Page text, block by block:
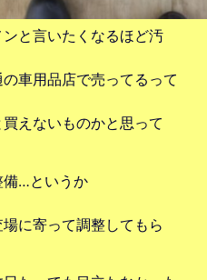
と言いたくなるほど汚
車用品店で売ってるって
えないものかと思って
備…というか
に寄って調整してもら